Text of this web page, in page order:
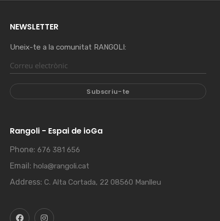
NEWSLETTER
Uneix-te a la comunitat RANGOLI:
Rangoli - Espai de ioGa
Phone: 676 381 656
Email: hola@rangoli.cat
Address: C. Alta Cortada, 22 08560 Manlleu